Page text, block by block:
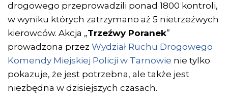
drogowego przeprowadzili ponad 1800 kontroli,
w wyniku których zatrzymano aż 5 nietrzeźwych
kierowców. Akcja „Trzeźwy Poranek”
prowadzona przez Wydział Ruchu Drogowego
Komendy Miejskiej Policji w Tarnowie nie tylko
pokazuje, że jest potrzebna, ale także jest
niezbędna w dzisiejszych czasach.